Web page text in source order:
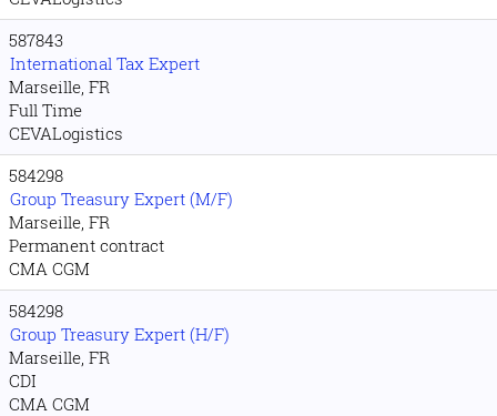
587843
International Tax Expert
Marseille, FR
Full Time
CEVALogistics
584298
Group Treasury Expert (M/F)
Marseille, FR
Permanent contract
CMA CGM
584298
Group Treasury Expert (H/F)
Marseille, FR
CDI
CMA CGM